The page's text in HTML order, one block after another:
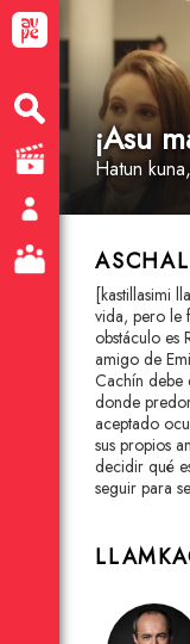
¡Asu
Hatun kuna
[kastillasimi
vida, pero le
obstáculo es
amigo de
Cachín debe
donde
aceptado
sus propios
decidir qué
seguir para